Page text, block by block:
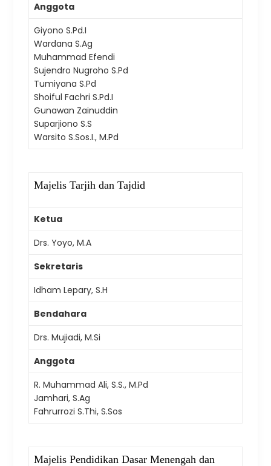
Anggota
Giyono S.Pd.I
Wardana S.Ag
Muhammad Efendi
Sujendro Nugroho S.Pd
Tumiyana S.Pd
Shoiful Fachri S.Pd.I
Gunawan Zainuddin
Suparjiono S.S
Warsito S.Sos.I., M.Pd
Majelis Tarjih dan Tajdid
Ketua
Drs. Yoyo, M.A
Sekretaris
Idham Lepary, S.H
Bendahara
Drs. Mujiadi, M.Si
Anggota
R. Muhammad Ali, S.S., M.Pd
Jamhari, S.Ag
Fahrurrozi S.Thi, S.Sos
Majelis Pendidikan Dasar Menengah dan